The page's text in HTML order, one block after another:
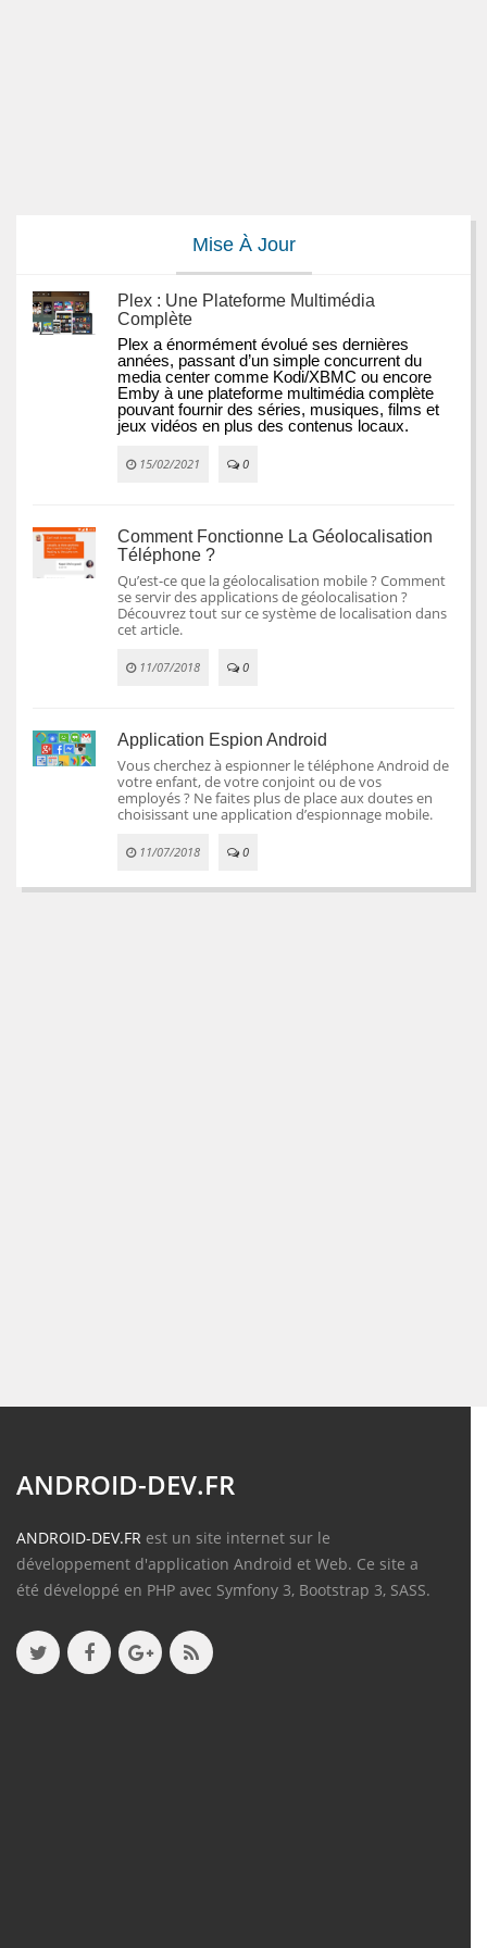
Mise À Jour
Plex : Une Plateforme Multimédia
Complète
Plex a énormément évolué ses dernières
années, passant d’un simple concurrent du
media center comme Kodi/XBMC ou encore
Emby à une plateforme multimédia complète
pouvant fournir des séries, musiques, films et
jeux vidéos en plus des contenus locaux.
15/02/2021 0
Comment Fonctionne La Géolocalisation
Téléphone ?
Qu’est-ce que la géolocalisation mobile ? Comment
se servir des applications de géolocalisation ?
Découvrez tout sur ce système de localisation dans
cet article.
11/07/2018 0
Application Espion Android
Vous cherchez à espionner le téléphone Android de
votre enfant, de votre conjoint ou de vos
employés ? Ne faites plus de place aux doutes en
choisissant une application d’espionnage mobile.
11/07/2018 0
ANDROID-DEV.FR
ANDROID-DEV.FR est un site internet sur le
développement d'application Android et Web. Ce site a
été développé en PHP avec Symfony 3, Bootstrap 3, SASS.